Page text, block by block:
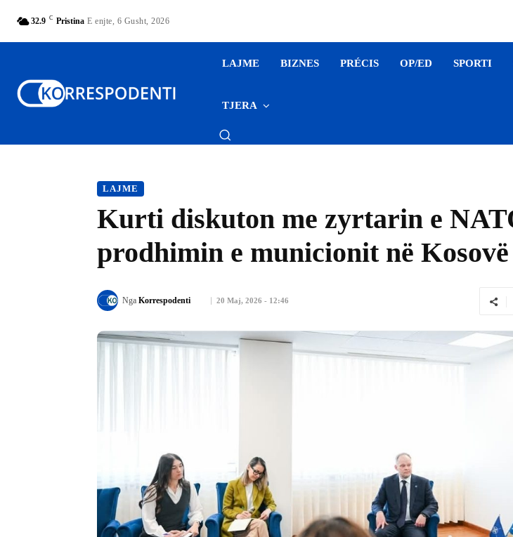
32.9 C Pristina E enjte, 6 Gusht, 2026
LAJME BIZNES PRÉCIS OP/ED SPORTI
TJERA
LAJME
Kurti diskuton me zyrtarin e
prodhimin e municionit në Kosovë
20 Maj, 2026 - 12:46
Nga Korrespodenti